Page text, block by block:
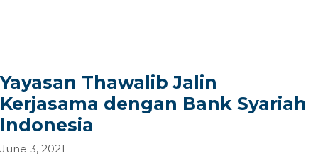
Yayasan Thawalib Jalin
Kerjasama dengan Bank Syariah
Indonesia
June 3, 2021